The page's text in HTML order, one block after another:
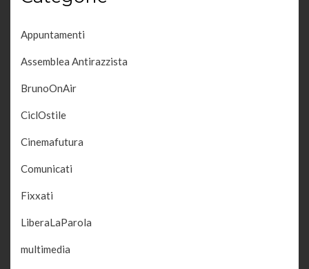
Appuntamenti
Assemblea Antirazzista
BrunoOnAir
CiclOstile
Cinemafutura
Comunicati
Fixxati
LiberaLaParola
multimedia